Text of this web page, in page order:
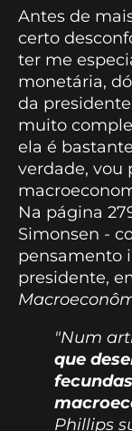
Antes de
certo
ter me
monetária,
da
muito
ela é
verdade, vou
Na página
Simonsen -
pensamento
presidente,
"Num
que
Phillips